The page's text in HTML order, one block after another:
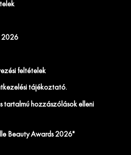
2026
feltételek
tájékoztató.
tartalmú hozzászólások elleni
Beauty Awards 2026"